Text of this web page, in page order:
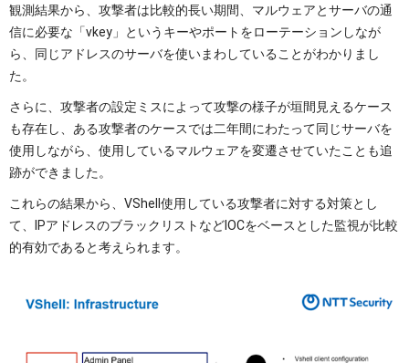
観測結果から、攻撃者は比較的長い期間、マルウェアとサーバの通
信に必要な「vkey」というキーやポートをローテーションしなが
ら、同じアドレスのサーバを使いまわしていることがわかりまし
た。
さらに、攻撃者の設定ミスによって攻撃の様子が垣間見えるケース
も存在し、ある攻撃者のケースでは二年間にわたって同じサーバを
使用しながら、使用しているマルウェアを変遷させていたことも追
跡ができました。
これらの結果から、VShell使用している攻撃者に対する対策とし
て、IPアドレスのブラックリストなどIOCをベースとした監視が比較
的有効であると考えられます。